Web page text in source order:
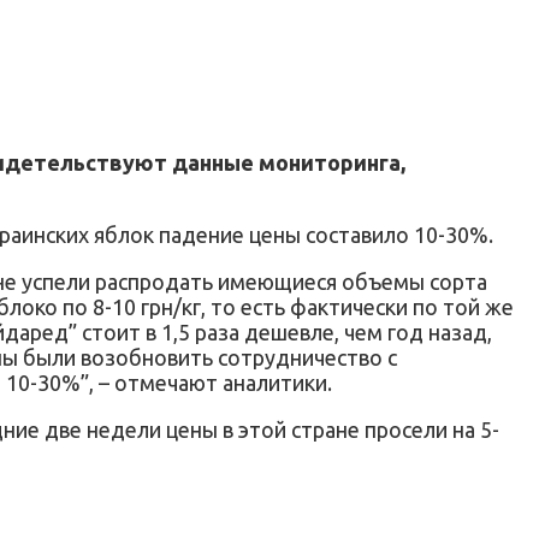
данные мониторинга,
яблок падение цены составило 10-30%.
успели распродать имеющиеся объемы сорта
по 8-10 грн/кг, то есть фактически по той же
стоит в 1,5 раза дешевле, чем год назад,
были возобновить сотрудничество с
30%”, – отмечают аналитики.
две недели цены в этой стране просели на 5-